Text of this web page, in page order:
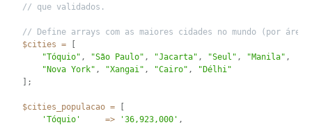
// que validados.
// Define arrays com as maiores cidades no mundo (por área
$cities =
"Tóquio" , "São Paulo" , "Jacarta" , "Seul" , "Manila" ,
"Nova York" , "Xangai" , "Cairo" ,
"Délhi"
;
$cities_populacao =
'Tóquio'
=> '36,923,000' ,